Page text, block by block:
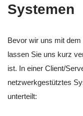
Systemen
Bevor wir uns mit
lassen Sie uns kurz
ist. In einer Client/
netzwerkgestütztes
unterteilt: